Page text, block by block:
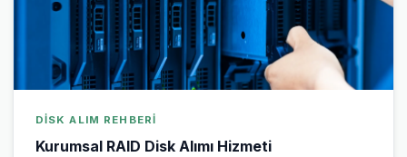
DISK ALIM REHBERI
Kurumsal RAID Disk Alımı Hizmeti